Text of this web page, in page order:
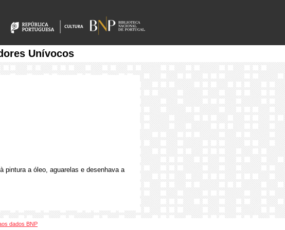
Unívocos
pintura a óleo, aguarelas e desenhava a
dados BNP